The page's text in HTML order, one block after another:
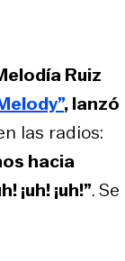
Ruiz
, lanzó
las radios:
hacia
¡uh! ¡uh!”. Se